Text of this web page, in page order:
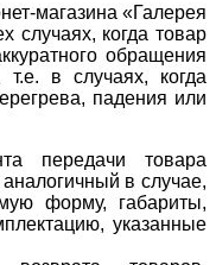
магазина «Галерея
случаях, когда товар
обращения
т.е. в случаях, когда
падения или
передачи товара
в случае,
форму, габариты,
указанные